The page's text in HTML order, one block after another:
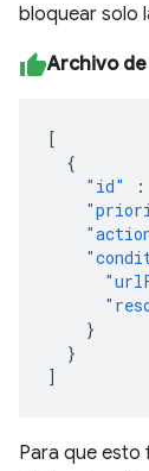
bloquear solo
Archivo
[
{
"id"
:
}
}
]
Para que esto